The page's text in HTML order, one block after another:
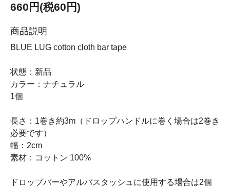
660円(税60円)
商品説明
BLUE LUG cotton cloth bar tape
状態：新品
カラー：ナチュラル
1個
長さ：1巻き約3m（ドロップハンドルに巻く場合は2巻き
必要です）
幅：2cm
素材：コットン 100%
ドロップバーやアルバスタッシュに使用する場合は2個